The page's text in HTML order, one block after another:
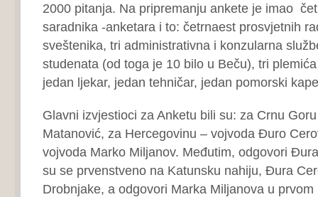
2000 pitanja. Na pripremanju ankete je imao
saradnika -anketara i to: četrnaest prosvjetnih
sveštenika, tri administrativna i konzularna
studenata (od toga je 10 bilo u Beču), tri
jedan ljekar, jedan tehničar, jedan pomorski
Glavni izvjestioci za Anketu bili su: za Crnu
Matanović, za Hercegovinu – vojvoda Đuro
vojvoda Marko Miljanov. Međutim, odgovori
su se prvenstveno na Katunsku nahiju, Đura
Drobnjake, a odgovori Marka Miljanova u